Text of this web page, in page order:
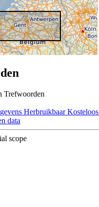
Trefwoorden
Herbruikbaar Kosteloos
data
scope